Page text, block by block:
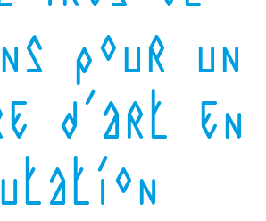
pour un
d'art en